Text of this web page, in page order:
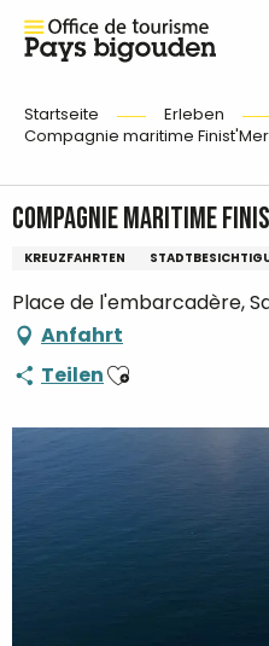
Startseite Erleben
Compagnie maritime Finist'Mer
Compagnie maritime
KREUZFAHRTEN
Place de l'embarcadère,
Anfahrt
TeilenAjouter aux favoris